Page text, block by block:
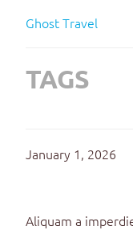
Ghost Travel
TAGS
January 1, 2026
Aliquam a